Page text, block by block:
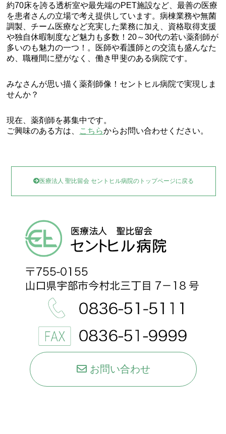
約70床を誇る透析室や最先端のPET施設など、最善の医療
を患者さんの立場で考え提供しています。病棟業務や無菌
調製、チーム医療など充実した業務に加え、資格取得支援
や独自休暇制度など魅力も多数！20～30代の若い薬剤師が
多いのも魅力の一つ！。医師や看護師との交流も盛んなた
め、職種間に壁がなく、働き甲斐のある病院です。
みなさんが思い描く薬剤師像！セントヒル病院で実現しま
せんか？
現在、薬剤師を募集中です。
ご興味のある方は、 こちらからお問い合わせください。
医療法人 聖比留会 セントヒル病院のトップページに戻る
お問い合わせ